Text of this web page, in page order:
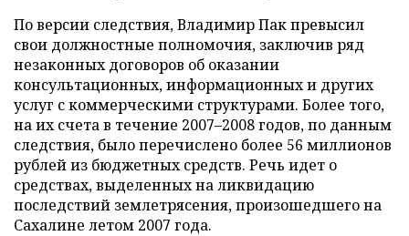
По версии следствия, Владимир Пак превысил
свои должностные полномочия, заключив ряд
незаконных договоров об оказании
консультационных, информационных и других
услуг с коммерческими структурами. Более того,
на их счета в течение 2007–2008 годов, по данным
следствия, было перечислено более 56 миллионов
рублей из бюджетных средств. Речь идет о
средствах, выделенных на ликвидацию
последствий землетрясения, произошедшего на
Сахалине летом 2007 года.